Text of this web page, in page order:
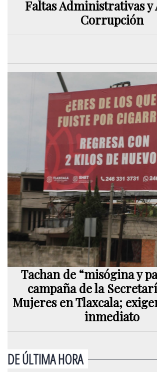
Faltas Administrativas y
Corrupción
Tachan de “misógina y
campaña de la
Mujeres en Tlaxcala;
inmediato
DE ÚLTIMA HORA